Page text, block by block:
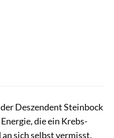
Deszendent Steinbock
die ein Krebs-
sich selbst vermisst.